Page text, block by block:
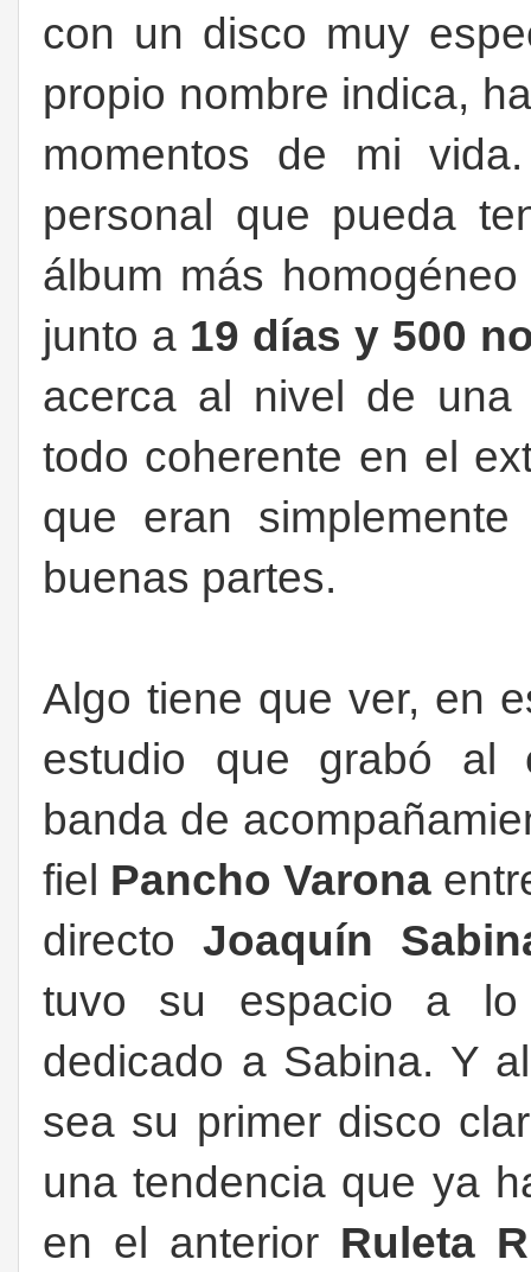
con un disco muy
propio nombre indica,
momentos de mi
personal que pueda
álbum más
junto a 19 días y 500
acerca al nivel de
todo coherente en el
que eran
buenas partes.
Algo tiene que ver, en
estudio que grabó al
banda de
fiel Pancho Varona
directo Joaquín
tuvo su espacio a
dedicado a Sabina. Y
sea su primer disco
una tendencia que ya
en el anterior Ruleta